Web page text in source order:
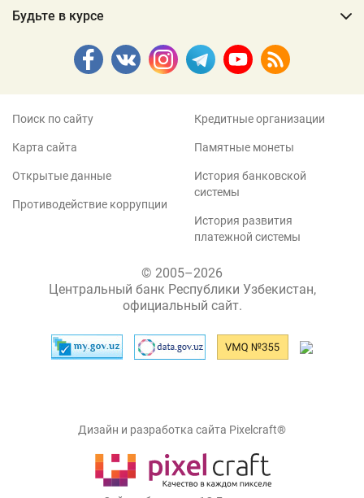
Будьте в курсе
Поиск по сайту
Карта сайта
Открытые данные
Противодействие коррупции
Кредитные организации
Памятные монеты
История банковской
системы
История развития
платежной системы
© 2005–2026
Центральный банк Республики Узбекистан,
официальный сайт.
Дизайн и разработка сайта Pixelcraft®